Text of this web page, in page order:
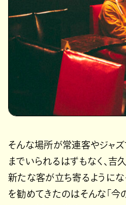
そんな場所が常連客やジャ
までいられるはずもなく、吉
新たな客が立ち寄るようにな
を勧めてきたのはそんな「今